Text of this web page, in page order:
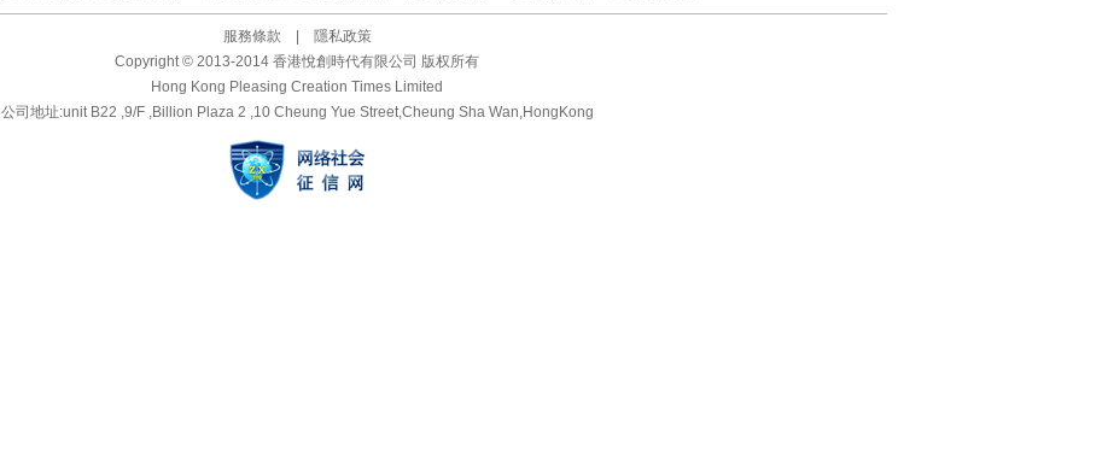
服務條款
隱私政策
Copyright © 2013-2014 香港悅創時代有限公司 版权所有
Hong Kong Pleasing Creation Times Limited
公司地址:unit B22 ,9/F ,Billion Plaza 2 ,10 Cheung Yue Street,Cheung Sha Wan,HongKong